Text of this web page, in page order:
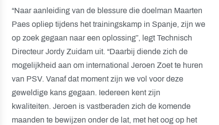
“Naar aanleiding van de blessure die doelman Maarten
Paes opliep tijdens het trainingskamp in Spanje, zijn we
op zoek gegaan naar een oplossing”, legt Technisch
Directeur Jordy Zuidam uit. “Daarbij diende zich de
mogelijkheid aan om international Jeroen Zoet te huren
van PSV. Vanaf dat moment zijn we vol voor deze
geweldige kans gegaan. Iedereen kent zijn
kwaliteiten. Jeroen is vastberaden zich de komende
maanden te bewijzen onder de lat, met het oog op het